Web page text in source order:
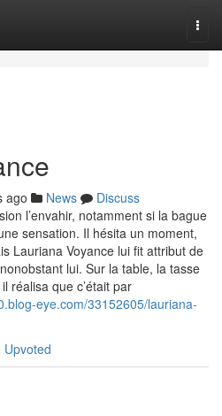
ago News
Discuss
l’envahir, notamment si la bague
sensation. Il hésita un moment,
Lauriana Voyance lui fit attribut de
lui. Sur la table, la tasse
réalisa que c’était par
eye.com/33152605/lauriana-
Upvoted